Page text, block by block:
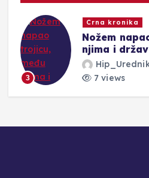
među
BiH
8 kolovoza, 2026
4